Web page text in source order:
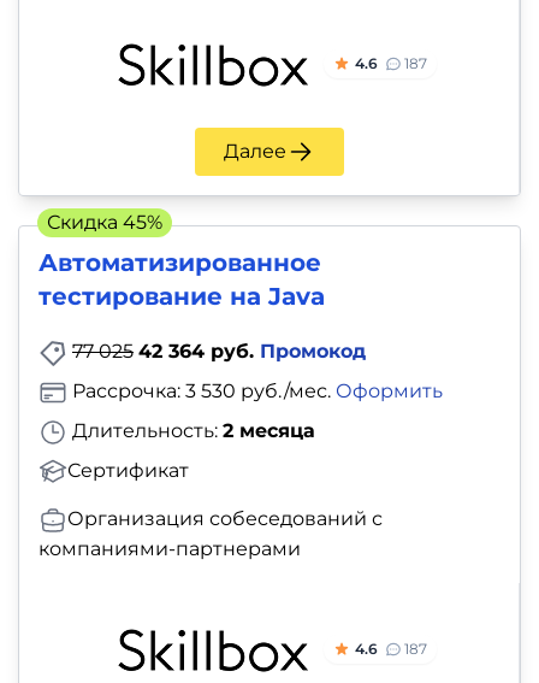
4.6 187
Далее
Автоматизиро­ван­ное
тестирование на Java
77 025 42 364 руб. Промокод
Длительность: 2 месяца
Сертификат
Рассрочка: 3 530 руб./мес. Оформить
Организация собеседований с
компаниями-партнерами
4.6 187
Скидка 45%